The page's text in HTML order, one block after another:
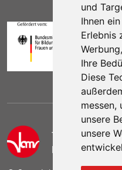
und
Ihnen
Erlebnis
Ihre
Diese
messen,
unsere
unsere
Telefon:(030)
E-Mail:
kontakt